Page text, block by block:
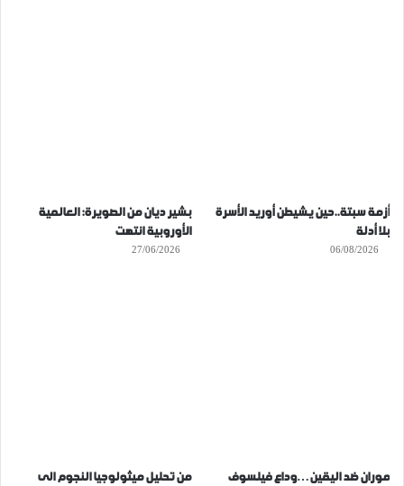
أزمة سبتة..حين يشيطن أوريد الأسرة
بلا أدلة
06/08/2026
بشير ديان من الصويرة: العالمية
الأوروبية انتهت
27/06/2026
موران ضد اليقين…وداع فيلسوف
من تحليل ميثولوجيا النجوم الى